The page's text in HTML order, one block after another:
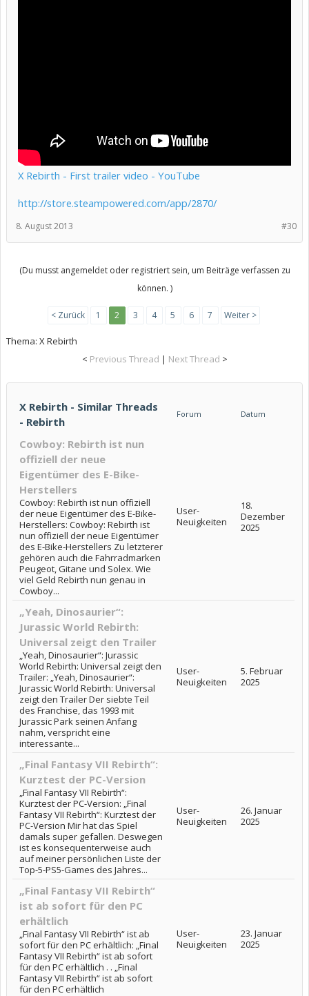
X Rebirth - First trailer video - YouTube
http://store.steampowered.com/app/2870/
#30
8. August 2013
(Du musst angemeldet oder registriert sein, um Beiträge verfassen zu
können. )
< Zurück 1 2 3 4 5 6 7 Weiter >
Thema: X Rebirth
< Previous Thread | Next Thread >
X Rebirth - Similar Threads
- Rebirth
Forum Datum
Cowboy: Rebirth ist nun
offiziell der neue
Eigentümer des E-Bike-
Herstellers
Cowboy: Rebirth ist nun offiziell
der neue Eigentümer des E-Bike-
Herstellers: Cowboy: Rebirth ist
nun offiziell der neue Eigentümer
des E-Bike-Herstellers Zu letzterer
gehören auch die Fahrradmarken
Peugeot, Gitane und Solex. Wie
viel Geld Rebirth nun genau in
Cowboy...
User-
Neuigkeiten
18.
Dezember
2025
„Yeah, Dinosaurier“:
Jurassic World Rebirth:
Universal zeigt den Trailer
„Yeah, Dinosaurier“: Jurassic
World Rebirth: Universal zeigt den
Trailer: „Yeah, Dinosaurier“:
Jurassic World Rebirth: Universal
zeigt den Trailer Der siebte Teil
des Franchise, das 1993 mit
Jurassic Park seinen Anfang
nahm, verspricht eine
interessante...
User-
Neuigkeiten
5. Februar
2025
„Final Fantasy VII Rebirth“:
Kurztest der PC-Version
„Final Fantasy VII Rebirth“:
Kurztest der PC-Version: „Final
Fantasy VII Rebirth“: Kurztest der
PC-Version Mir hat das Spiel
damals super gefallen. Deswegen
ist es konsequenterweise auch
auf meiner persönlichen Liste der
Top-5-PS5-Games des Jahres...
User-
Neuigkeiten
26. Januar
2025
„Final Fantasy VII Rebirth“
ist ab sofort für den PC
erhältlich
„Final Fantasy VII Rebirth“ ist ab
sofort für den PC erhältlich: „Final
Fantasy VII Rebirth“ ist ab sofort
für den PC erhältlich . . „Final
Fantasy VII Rebirth“ ist ab sofort
für den PC erhältlich
User-
Neuigkeiten
23. Januar
2025